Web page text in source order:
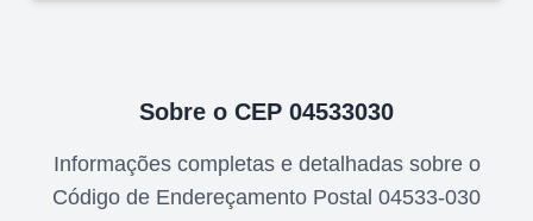
Sobre o CEP 04533030
Informações completas e detalhadas sobre o
Código de Endereçamento Postal 04533-030